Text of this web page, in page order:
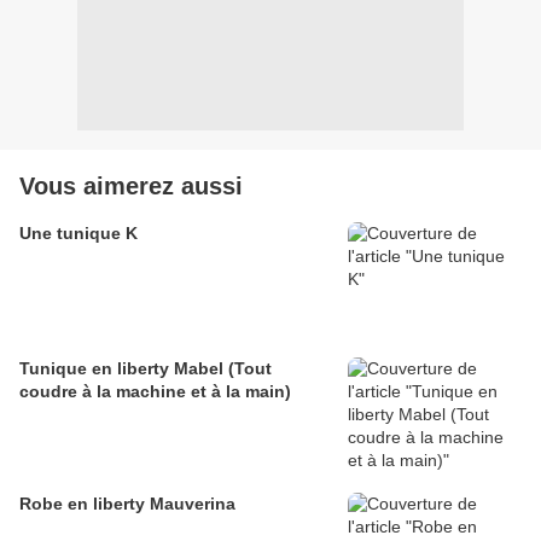
Vous aimerez aussi
Une tunique K
Tunique en liberty Mabel (Tout
coudre à la machine et à la main)
Robe en liberty Mauverina